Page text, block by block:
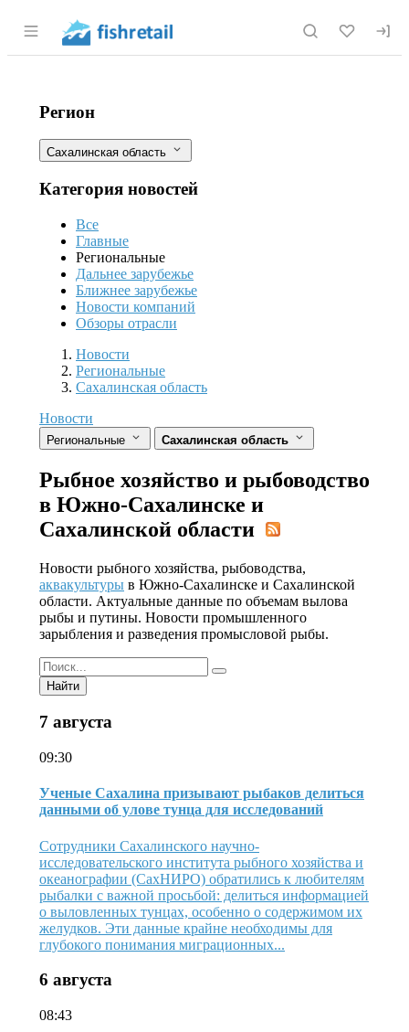
Раздел навигации по сайту fishretail.ru
Рыбное хозяйство и рыбоводство в
Фильтры
Регион
Сахалинская область
Категория новостей
Все
Главные
Региональные
Дальнее зарубежье
Ближнее зарубежье
Новости компаний
Обзоры отрасли
Разделы
Новости
Региональные
Сахалинская область
Новости
Региональные Сахалинская область
Рыбное хозяйство и рыбоводство
в Южно-Сахалинске и
Сахалинской области
Новости рыбного хозяйства, рыбоводства,
аквакультуры в Южно-Сахалинске и Сахалинской
области. Актуальные данные по объемам вылова
рыбы и путины. Новости промышленного
зарыбления и разведения промысловой рыбы.
Найти
7 августа
09:30
Ученые Сахалина призывают рыбаков делиться
данными об улове тунца для исследований
Сотрудники Сахалинского научно-
исследовательского института рыбного хозяйства и
океанографии (СахНИРО) обратились к любителям
рыбалки с важной просьбой: делиться информацией
о выловленных тунцах, особенно о содержимом их
желудков. Эти данные крайне необходимы для
глубокого понимания миграционных...
6 августа
08:43